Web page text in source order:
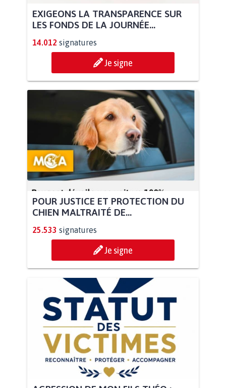
EXIGEONS LA TRANSPARENCE SUR
LES FONDS DE LA JOURNÉE...
14.012 signatures
Je signe
POUR JUSTICE ET PROTECTION DU
CHIEN MALTRAITÉ DE...
25.533 signatures
Je signe